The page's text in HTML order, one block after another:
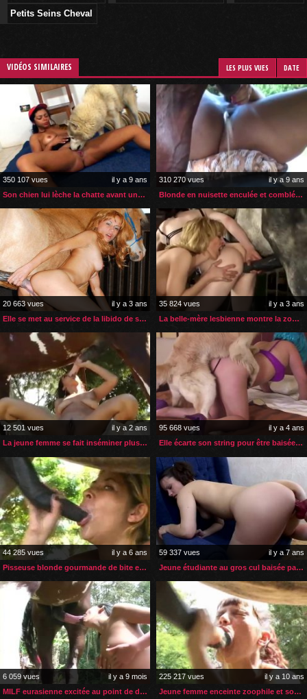
Petits Seins Cheval
VIDÉOS SIMILAIRES LES PLUS VUES DATE
350 107 vues
il y a 9 ans
Son chien lui lèche la chatte avant une longue levrette
310 270 vues
il y a 9 ans
Blonde en nuisette enculée et comblée par un étalon
20 663 vues
il y a 3 ans
Elle se met au service de la libido de son cheval en rut
35 824 vues
il y a 3 ans
La belle-mère lesbienne montre la zoophilie à sa belle-fille
12 501 vues
il y a 2 ans
La jeune femme se fait inséminer plusieurs fois par son cheval
95 668 vues
il y a 4 ans
Elle écarte son string pour être baisée deux fois par son chien
44 285 vues
il y a 6 ans
Pisseuse blonde gourmande de bite et de sperme de cheval
59 337 vues
il y a 7 ans
Jeune étudiante au gros cul baisée par son chien
6 059 vues
il y a 9 mois
MILF eurasienne excitée au point de devenir zoophile
225 217 vues
il y a 10 ans
Jeune femme enceinte zoophile et son cheval